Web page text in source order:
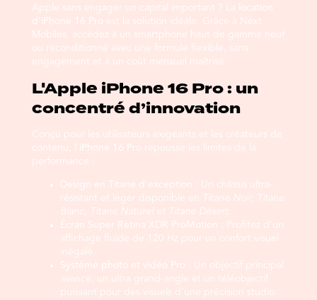
Apple sans engager un capital important ? La
location
d'iPhone 16 Pro
est la solution idéale. Grâce à Next
Mobiles, accédez à un smartphone haut de gamme neuf
ou reconditionné avec une formule flexible, sans
engagement et à un coût mensuel maîtrisé.
L'Apple iPhone 16 Pro : un
concentré d’innovation
Conçu pour les utilisateurs exigeants et les créateurs de
contenu, l'
iPhone 16 Pro
repousse les limites de la
performance :
Design en Titane d'exception :
Un châssis ultra-
résistant et léger disponible en
Titane Noir, Titane
Blanc, Titane Naturel et Titane Désert
Écran Super Retina XDR ProMotion :
Profitez d'un
affichage fluide de 120 Hz pour un confort visuel
inégalé.
Système photo et vidéo Pro :
Un objectif principal
avancé, un ultra grand-angle et un téléobjectif
puissant pour des visuels d'une précision studio.